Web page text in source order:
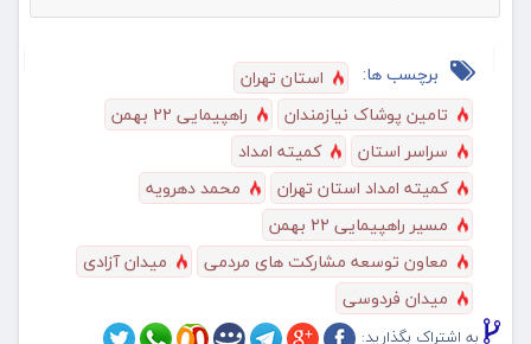
برچسب ها:
استان تهران
تامین پوشاک نیازمندان
راهپیمایی ۲۲ بهمن
سراسر استان
کمیته امداد
کمیته امداد استان تهران
محمد دهرویه
مسیر راهپیمایی ۲۲ بهمن
معاون توسعه مشارکت های مردمی
میدان آزادی
میدان فردوسی
به اشتراک بگذارید: